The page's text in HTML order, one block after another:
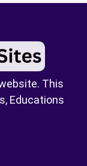
This
Educations